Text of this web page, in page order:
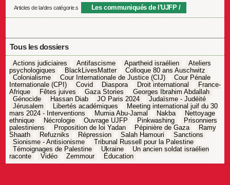
Articles de la/des catégorie.s Les communiqués de l'UJFP
Tous les dossiers
Actions judiciaires Antifascisme Apartheid israélien
Ateliers
psychologiques
BlackLivesMatter
Colloque 80 ans Auschwitz
Colonialisme
Cour Internationale de Justice (CIJ)
Cour Pénale
Internationale (CPI)
Covid Diaspora Droit international
France-
Afrique
Fêtes juives Gaza Stories
Georges Ibrahim Abdallah
Génocide
Hassan Diab JO Paris 2024
Judaïsme - Judéité
Jérusalem
Libertés académiques
Meeting international juif du 30
mars 2024 - Interventions
Mumia Abu-Jamal Nakba
Nettoyage
ethnique
Nécrologie Ouvrage UJFP Pinkwashing
Prisonniers
palestiniens
Proposition de loi Yadan Pépinière de Gaza
Ramy
Shaath
Refuzniks Répression Salah Hamouri
Sanctions
Sionisme - Antisionisme
Tribunal Russell pour la Palestine
Témoignages de Palestine
Ukraine
Un ancien soldat israélien
raconte
Vidéo Zemmour Éducation
Navigation